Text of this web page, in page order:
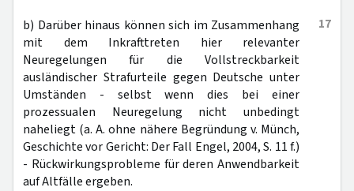
17
b) Darüber hinaus können sich im Zusammenhang
mit dem Inkrafttreten hier relevanter
Neuregelungen für die Vollstreckbarkeit
ausländischer Strafurteile gegen Deutsche unter
Umständen - selbst wenn dies bei einer
prozessualen Neuregelung nicht unbedingt
naheliegt (a. A. ohne nähere Begründung v. Münch,
Geschichte vor Gericht: Der Fall Engel, 2004, S. 11 f.)
- Rückwirkungsprobleme für deren Anwendbarkeit
auf Altfälle ergeben.